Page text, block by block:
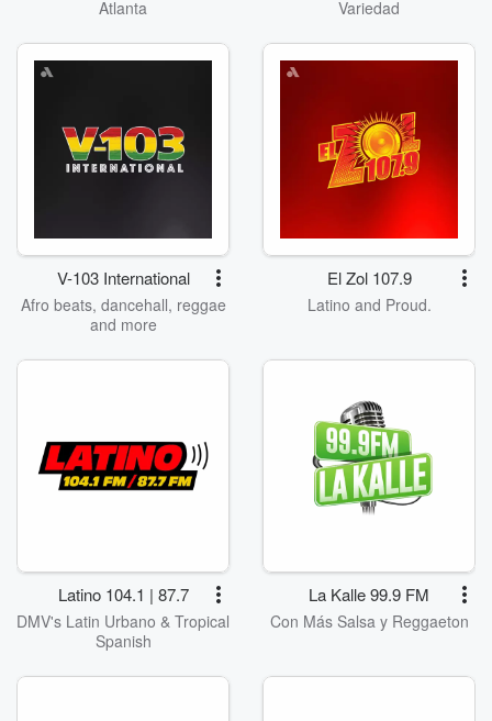
Atlanta
Variedad
V-103 International
Afro beats, dancehall, reggae
and more
El Zol 107.9
Latino and Proud.
Latino 104.1 | 87.7
DMV's Latin Urbano & Tropical
Spanish
La Kalle 99.9 FM
Con Más Salsa y Reggaeton